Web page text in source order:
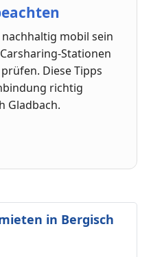
mobil sein
Stationen
Diese Tipps
richtig
Gladbach.
in Bergisch